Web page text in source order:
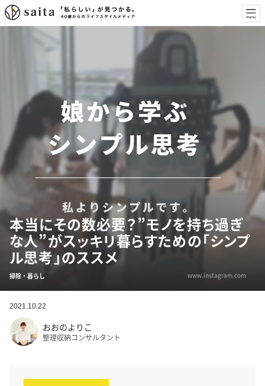
本当にその数必要？”モノを持ち過ぎ
な人”がスッキリ暮らすための「シンプ
ル思考」のススメ
掃除・暮らし www.instagram.com
2021.10.22
おおのよりこ
整理収納コンサルタント